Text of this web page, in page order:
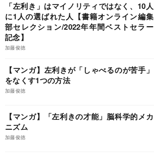
「左利き」はマイノリティではなく、10人
に1人の選ばれた人【書籍オンライン編集
部セレクション/2022年年間ベストセラー
記念】
加藤俊徳
【マンガ】左利きが「しゃべるのが苦手」
をなくす1つの方法
加藤俊徳
【マンガ】「左利きの才能」脳科学的メカ
ニズム
加藤俊徳